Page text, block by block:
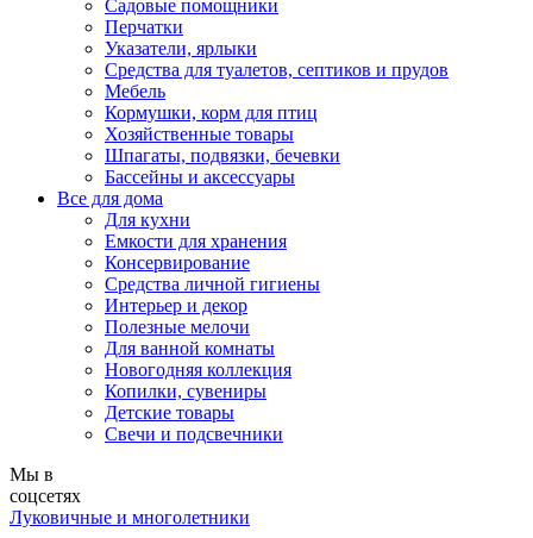
Садовые помощники
Перчатки
Указатели, ярлыки
Средства для туалетов, септиков и прудов
Мебель
Кормушки, корм для птиц
Хозяйственные товары
Шпагаты, подвязки, бечевки
Бассейны и аксессуары
Все для дома
Для кухни
Емкости для хранения
Консервирование
Средства личной гигиены
Интерьер и декор
Полезные мелочи
Для ванной комнаты
Новогодняя коллекция
Копилки, сувениры
Детские товары
Свечи и подсвечники
Мы в
соцсетях
Луковичные и многолетники